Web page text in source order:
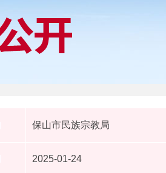
保山市民族宗教局
2025-01-24